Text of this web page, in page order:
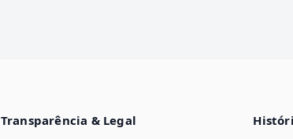
Transparência & Legal